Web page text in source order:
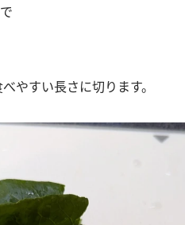
やすい長さに切ります。